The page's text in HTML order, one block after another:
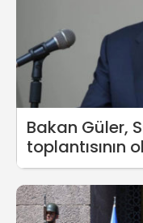
Bakan Güler,
toplantısının